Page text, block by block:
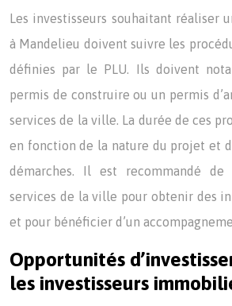
Les investisseurs souhaitant réaliser
à Mandelieu doivent suivre les
définies par le PLU. Ils doivent
permis de construire ou un permis
services de la ville. La durée de ces
en fonction de la nature du projet et
démarches. Il est recommandé de
services de la ville pour obtenir des
et pour bénéficier d’un
Opportunités
les investisseurs